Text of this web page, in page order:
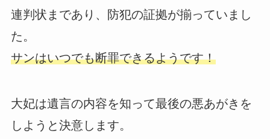
連判状まであり、防犯の証拠が揃っていまし
た。
サンはいつでも断罪できるようです！
大妃は遺言の内容を知って最後の悪あがきを
しようと決意します。